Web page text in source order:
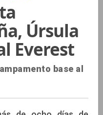
Úrsula
Everest
base al